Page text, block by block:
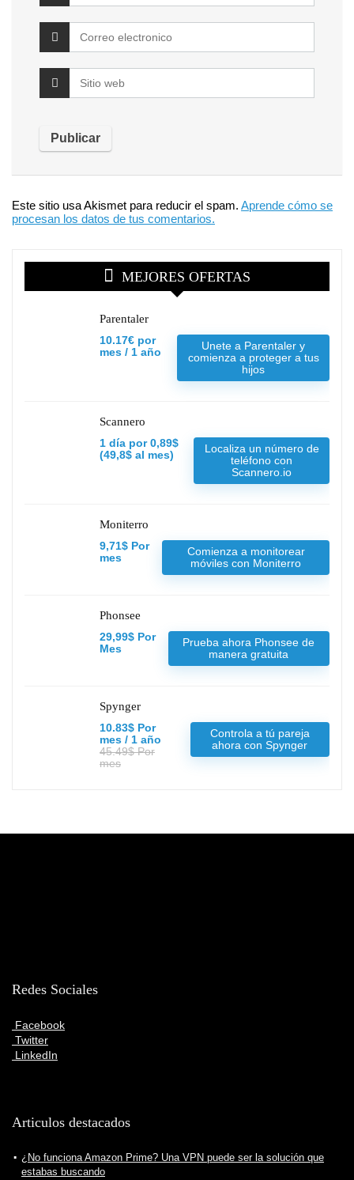
Este sitio usa Akismet para reducir el spam. Aprende cómo se
procesan los datos de tus comentarios.
MEJORES OFERTAS
Parentaler
10.17€ por
mes / 1 año
Unete a Parentaler y
comienza a proteger a tus
hijos
Scannero
1 día por 0,89$
(49,8$ al mes)
Localiza un número de
teléfono con
Scannero.io
Moniterro
9,71$ Por
mes
Comienza a monitorear
móviles con Moniterro
Phonsee
29,99$ Por
Mes
Prueba ahora Phonsee de
manera gratuita
Spynger
10.83$ Por
mes / 1 año
45.49$ Por
mes
Controla a tú pareja
ahora con Spynger
Redes Sociales
Facebook
Twitter
LinkedIn
Articulos destacados
¿No funciona Amazon Prime? Una VPN puede ser la solución que
estabas buscando